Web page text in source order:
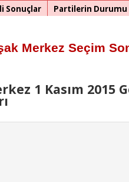
Sonuçlar Partilerin Durumu
Merkez Seçim
1 Kasım 2015